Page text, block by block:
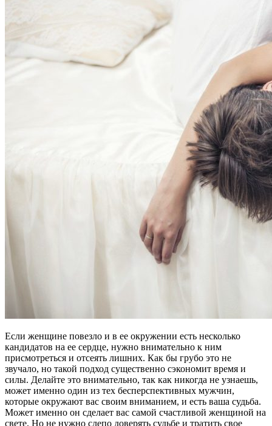
Если женщине повезло и в ее окружении есть несколько
кандидатов на ее сердце, нужно внимательно к ним
присмотреться и отсеять лишних. Как бы грубо это не
звучало, но такой подход существенно сэкономит время и
силы. Делайте это внимательно, так как никогда не узнаешь,
может именно один из тех бесперспективных мужчин,
которые окружают вас своим вниманием, и есть ваша судьба.
Может именно он сделает вас самой счастливой женщиной на
свете. Но не нужно слепо доверять судьбе и тратить свое